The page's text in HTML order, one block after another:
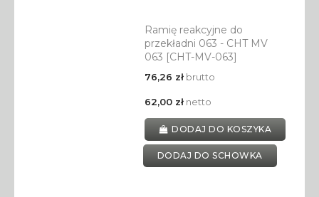
Ramię reakcyjne do
przekładni 063 - CHT MV
063 [CHT-MV-063]
76,26 złbrutto
62,00 złnetto
DODAJ DO KOSZYKA
DODAJ DO SCHOWKA